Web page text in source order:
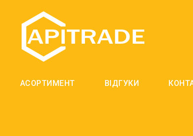
АСОРТИМЕНТ ВІДГУКИ